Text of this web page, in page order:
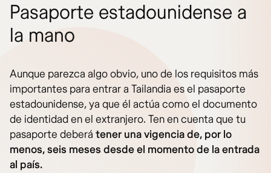
Pasaporte estadounidense a
la mano
Aunque parezca algo obvio, uno de los requisitos más
importantes para entrar a Tailandia es el pasaporte
estadounidense, ya que él actúa como el documento
de identidad en el extranjero. Ten en cuenta que tu
pasaporte deberá tener una vigencia de, por lo
menos, seis meses desde el momento de la entrada
al país.